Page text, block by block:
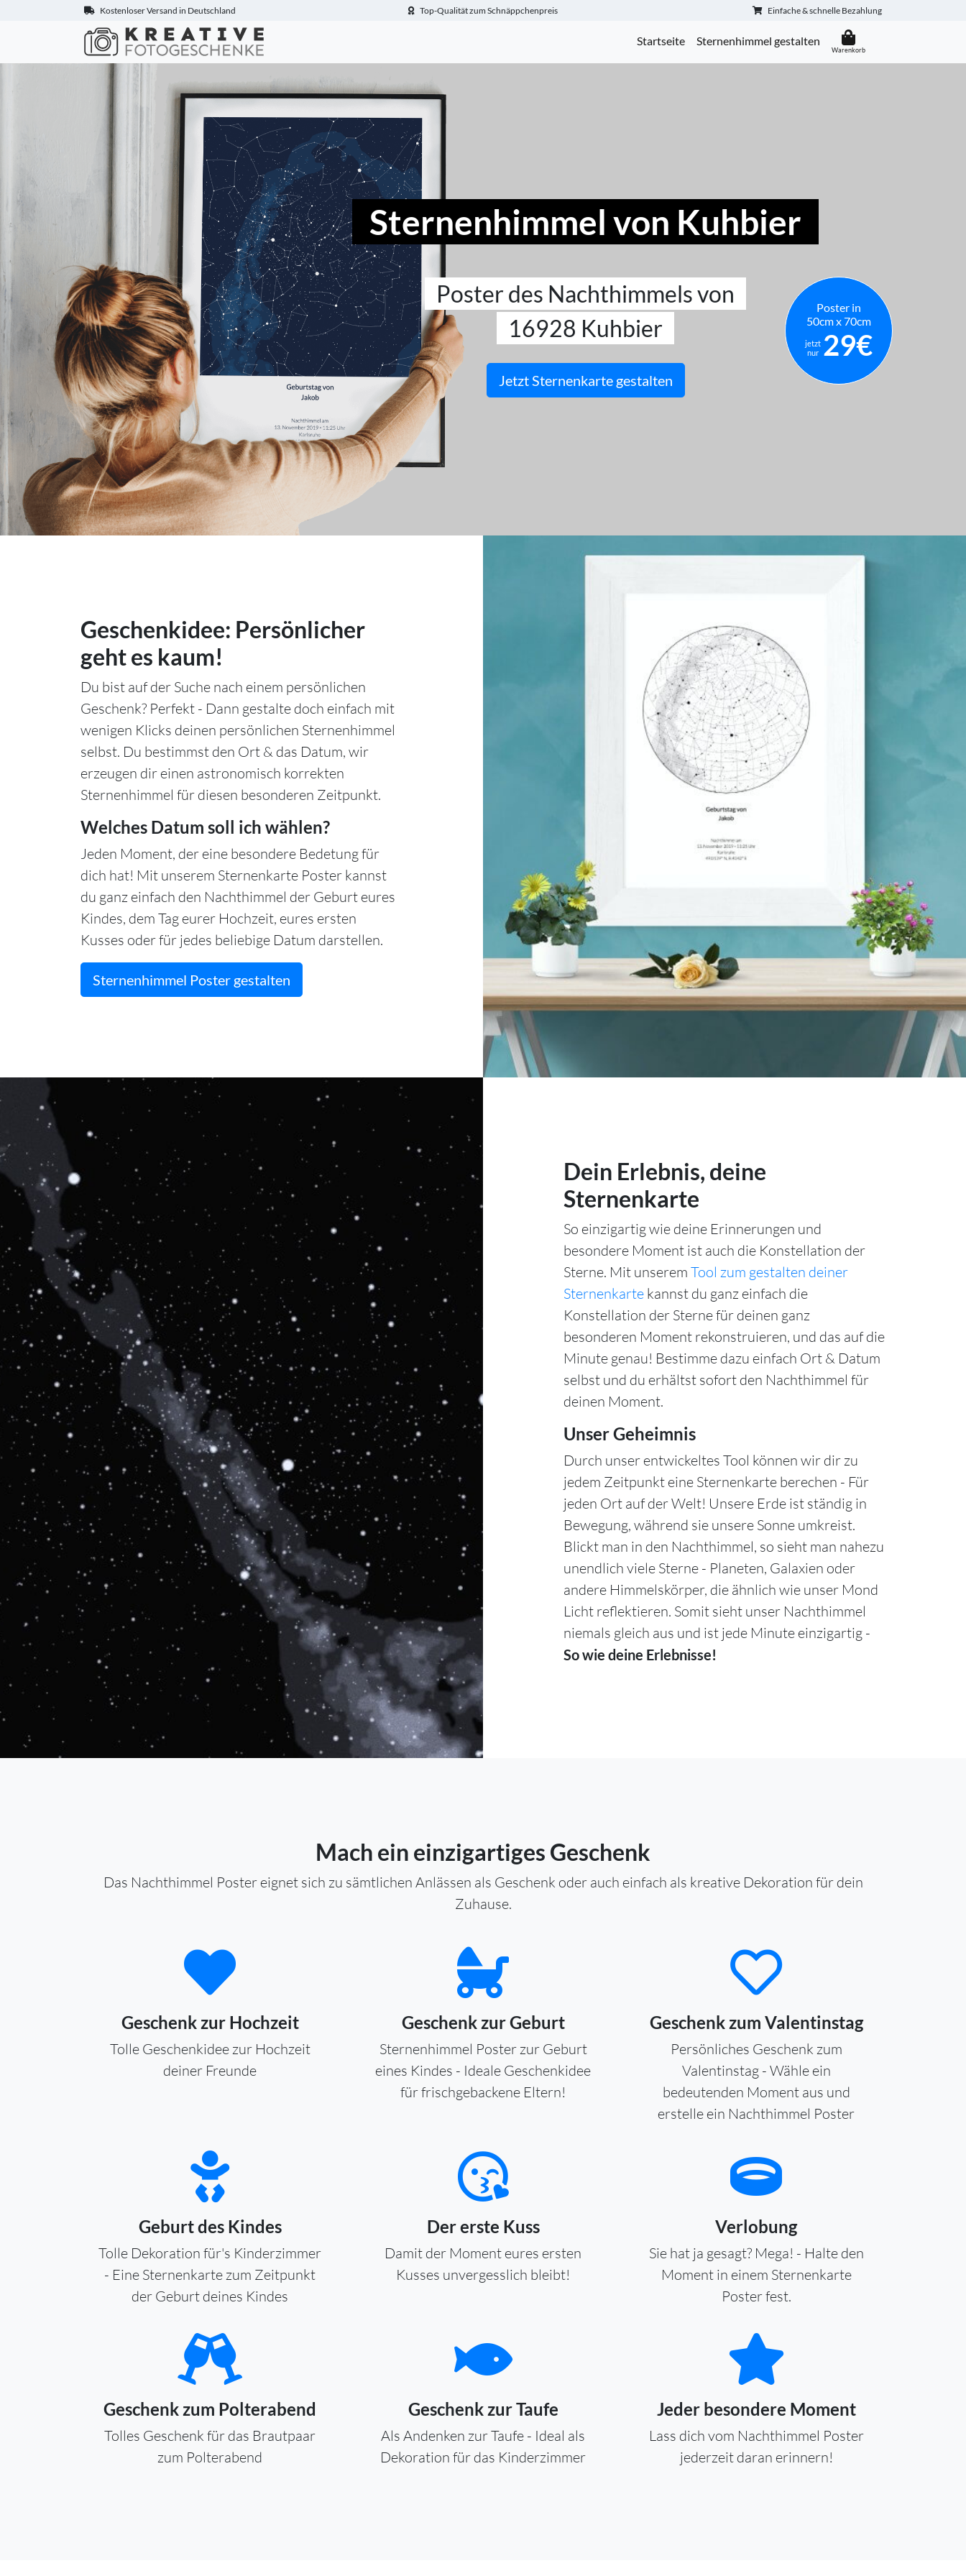
Kostenloser Versand in Deutschland Top-Qualität zum Schnäppchenpreis Einfache & schnelle Bezahlung
Kreative-Fotogeschenke.de Startseite Sternenhimmel gestalten
Sternenhimmel von Kuhbier
Poster des Nachthimmels von
16928 Kuhbier
Jetzt Sternenkarte gestalten
Poster in
50cm x 70cm
jetzt
nur 29€
Geschenkidee: Persönlicher
geht es kaum!
Du bist auf der Suche nach einem persönlichen
Geschenk? Perfekt - Dann gestalte doch einfach mit
wenigen Klicks deinen persönlichen Sternenhimmel
selbst. Du bestimmst den Ort & das Datum, wir
erzeugen dir einen astronomisch korrekten
Sternenhimmel für diesen besonderen Zeitpunkt.
Welches Datum soll ich wählen?
Jeden Moment, der eine besondere Bedetung für
dich hat! Mit unserem Sternenkarte Poster kannst
du ganz einfach den Nachthimmel der Geburt eures
Kindes, dem Tag eurer Hochzeit, eures ersten
Kusses oder für jedes beliebige Datum darstellen.
Sternenhimmel Poster gestalten
Dein Erlebnis, deine
Sternenkarte
So einzigartig wie deine Erinnerungen und
besondere Moment ist auch die Konstellation der
Sterne. Mit unserem Tool zum gestalten deiner
Sternenkarte kannst du ganz einfach die
Konstellation der Sterne für deinen ganz
besonderen Moment rekonstruieren, und das auf die
Minute genau! Bestimme dazu einfach Ort & Datum
selbst und du erhältst sofort den Nachthimmel für
deinen Moment.
Unser Geheimnis
Durch unser entwickeltes Tool können wir dir zu
jedem Zeitpunkt eine Sternenkarte berechen - Für
jeden Ort auf der Welt! Unsere Erde ist ständig in
Bewegung, während sie unsere Sonne umkreist.
Blickt man in den Nachthimmel, so sieht man nahezu
unendlich viele Sterne - Planeten, Galaxien oder
andere Himmelskörper, die ähnlich wie unser Mond
Licht reflektieren. Somit sieht unser Nachthimmel
niemals gleich aus und ist jede Minute einzigartig -
So wie deine Erlebnisse!
Mach ein einzigartiges Geschenk
Das Nachthimmel Poster eignet sich zu sämtlichen Anlässen als Geschenk oder auch einfach als kreative Dekoration für dein
Zuhause.
Geschenk zur Hochzeit
Tolle Geschenkidee zur Hochzeit
deiner Freunde
Geschenk zur Geburt
Sternenhimmel Poster zur Geburt
eines Kindes - Ideale Geschenkidee
für frischgebackene Eltern!
Geschenk zum Valentinstag
Persönliches Geschenk zum
Valentinstag - Wähle ein
bedeutenden Moment aus und
erstelle ein Nachthimmel Poster
Geburt des Kindes
Tolle Dekoration für's Kinderzimmer
- Eine Sternenkarte zum Zeitpunkt
der Geburt deines Kindes
Der erste Kuss
Damit der Moment eures ersten
Kusses unvergesslich bleibt!
Verlobung
Sie hat ja gesagt? Mega! - Halte den
Moment in einem Sternenkarte
Poster fest.
Geschenk zum Polterabend
Tolles Geschenk für das Brautpaar
zum Polterabend
Geschenk zur Taufe
Als Andenken zur Taufe - Ideal als
Dekoration für das Kinderzimmer
Jeder besondere Moment
Lass dich vom Nachthimmel Poster
jederzeit daran erinnern!